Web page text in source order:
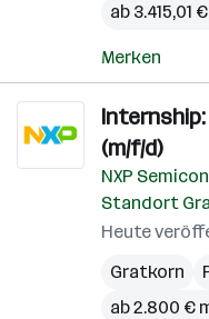
ab 3.415,01
Merken
Internship:
(m/f/d)
NXP
Standort
Heute
Gratkorn
ab 2.800 €